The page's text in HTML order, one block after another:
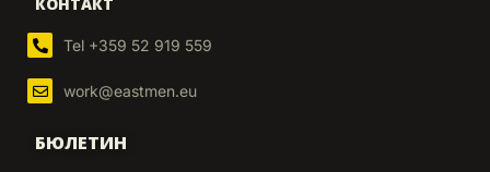
Tel +359 52 919 559
work@eastmen.eu
БЮЛЕТИН